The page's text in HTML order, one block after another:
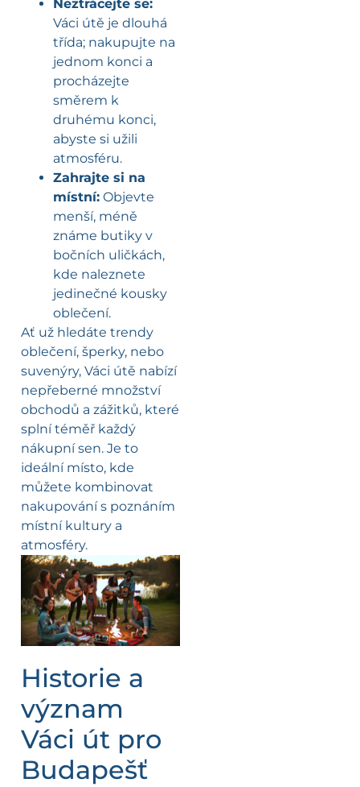
Neztrácejte se:
Váci útě je dlouhá
třída; nakupujte na
jednom konci a
procházejte
směrem k
druhému konci,
abyste si užili
atmosféru.
Zahrajte si na
místní: Objevte
menší, méně
známe butiky v
bočních uličkách,
kde naleznete
jedinečné kousky
oblečení.
Ať už hledáte trendy
oblečení, šperky, nebo
suvenýry, Váci útě nabízí
nepřeberné množství
obchodů a zážitků, které
splní téměř každý
nákupní sen. Je to
ideální místo, kde
můžete kombinovat
nakupování s poznáním
místní kultury a
atmosféry.
Historie a
význam
Váci út pro
Budapešť